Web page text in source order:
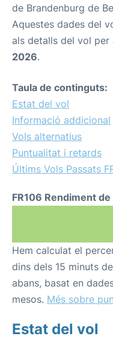
de Brandenburg de
Aquestes dades del
als detalls del vol per
2026.
Taula de continguts:
Estat del vol
Informació addicional
Vols alternatius
Puntualitat i retards
Últims Vols Passats
FR106 Rendiment
Hem calculat el
dins dels 15 minuts
abans, basat en
mesos. Més sobre
Estat del vol